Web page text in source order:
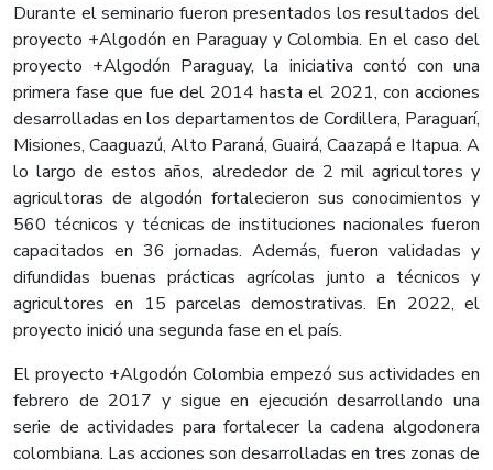
Durante el seminario fueron presentados los resultados del
proyecto +Algodón en Paraguay y Colombia. En el caso del
proyecto +Algodón Paraguay, la iniciativa contó con una
primera fase que fue del 2014 hasta el 2021, con acciones
desarrolladas en los departamentos de Cordillera, Paraguarí,
Misiones, Caaguazú, Alto Paraná, Guairá, Caazapá e Itapua. A
lo largo de estos años, alrededor de 2 mil agricultores y
agricultoras de algodón fortalecieron sus conocimientos y
560 técnicos y técnicas de instituciones nacionales fueron
capacitados en 36 jornadas. Además, fueron validadas y
difundidas buenas prácticas agrícolas junto a técnicos y
agricultores en 15 parcelas demostrativas. En 2022, el
proyecto inició una segunda fase en el país.
El proyecto +Algodón Colombia empezó sus actividades en
febrero de 2017 y sigue en ejecución desarrollando una
serie de actividades para fortalecer la cadena algodonera
colombiana. Las acciones son desarrolladas en tres zonas de